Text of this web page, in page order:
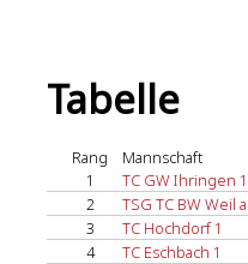
Tabelle
Rang
Mannschaft
1
TC GW Ihringen 1
2
TSG TC BW Weil
3
TC Hochdorf 1
4
TC Eschbach 1